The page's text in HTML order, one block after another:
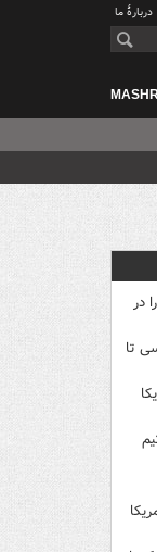
دربارهٔ ما
در
تا